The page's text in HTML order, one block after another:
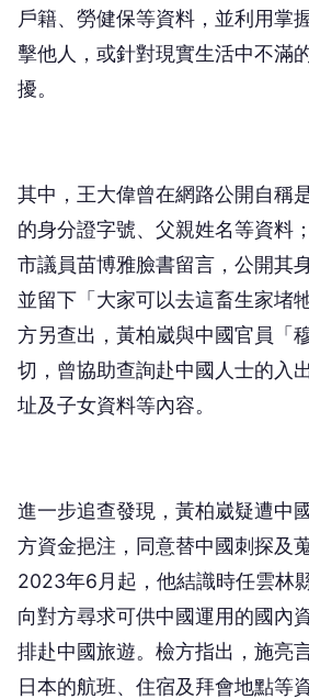
戶籍、勞健保等資料，並利用掌
擊他人，或針對現實生活中不滿
擾。
其中，王大偉曾在網路公開自稱
的身分證字號、父親姓名等資料
市議員苗博雅臉書留言，公開其
並留下「大家可以去這畜生家堵
方另查出，黃柏崴與中國官員「
切，曾協助查詢赴中國人士的入
址及子女資料等內容。
進一步追查發現，黃柏崴疑遭中
方資金挹注，同意替中國刺探及
2023年6月起，他結識時任雲林
向對方尋求可供中國運用的國內
排赴中國旅遊。檢方指出，施亮
日本的航班、住宿及拜會地點等